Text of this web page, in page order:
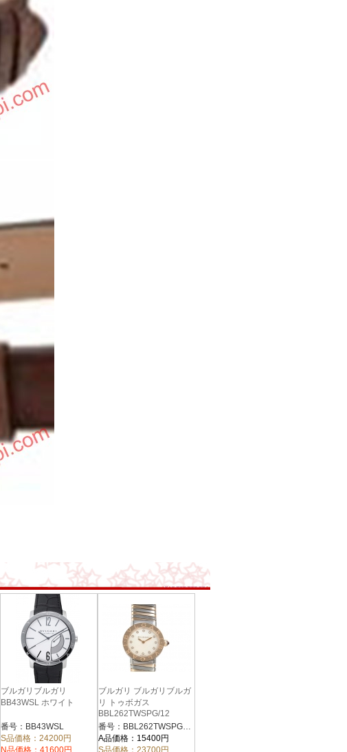
ブルガリブルガリ
BB43WSL ホワイト
番号：BB43WSL
S品価格：24200円
ブルガリ ブルガリブルガ
リ トゥボガス
BBL262TWSPG/12
番号：BBL262TWSPG/12
A品価格：15400円